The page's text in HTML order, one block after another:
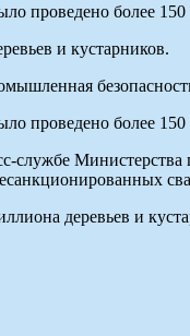
проведено более
и кустарников.
проведено более
службе Министерства
деревьев и